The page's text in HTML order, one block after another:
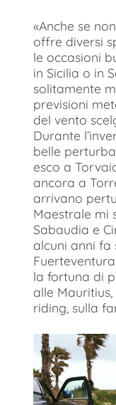
«Anche se
offre diversi
le occasioni
in Sicilia o in
solitamente
previsioni
del vento
Durante
belle
esco a
ancora a
arrivano
Maestrale mi
Sabaudia e
alcuni anni fa
la fortuna di
alle
riding, sulla